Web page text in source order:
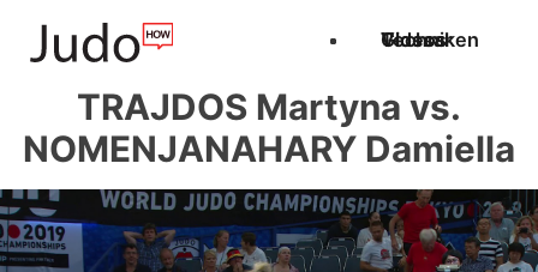
Techniken
Videos
Glossar
TRAJDOS Martyna vs.
NOMENJANAHARY Damiella